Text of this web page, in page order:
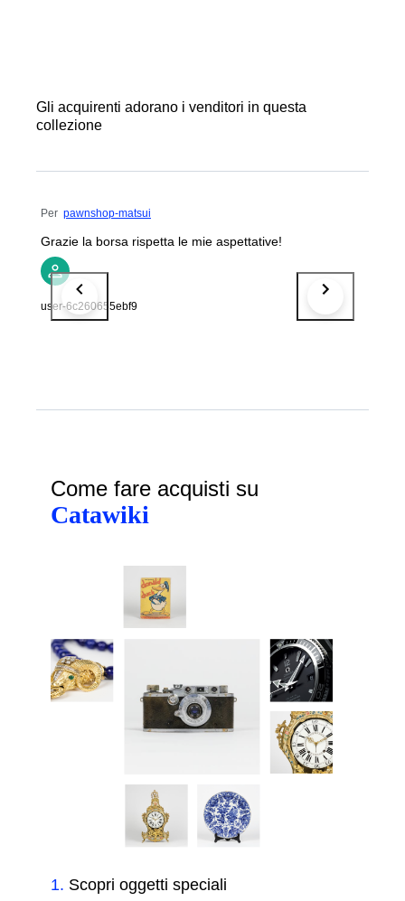
Gli acquirenti adorano i venditori in questa
collezione
Per pawnshop-matsui
Grazie la borsa rispetta le mie aspettative!
user-6c260655ebf9
Come fare acquisti su
Catawiki
1. Scopri oggetti speciali